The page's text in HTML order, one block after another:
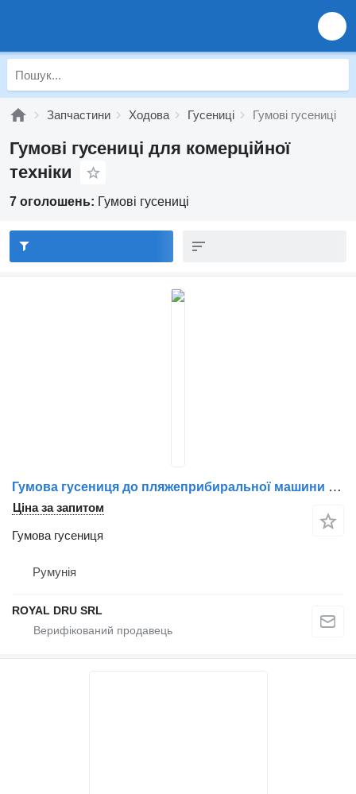
Запчастини Ходова Гусениці Гумові гусениці
Гумові гусениці для комерційної
техніки
7 оголошень: Гумові гусениці
Гумова гусениця до пляжеприбиральної машини CFC SPEED
Ціна за запитом
Гумова гусениця
Румунія
ROYAL DRU SRL